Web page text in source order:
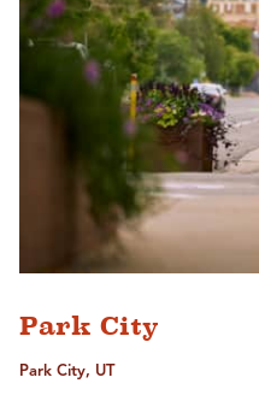
Park City
Park City, UT